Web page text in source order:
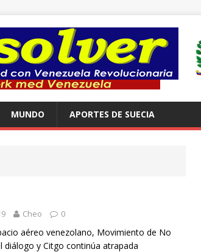
MUNDO APORTES DE SUECIA
Cheo 0
aéreo venezolano, Movimiento de No
diálogo y Citgo continúa atrapada